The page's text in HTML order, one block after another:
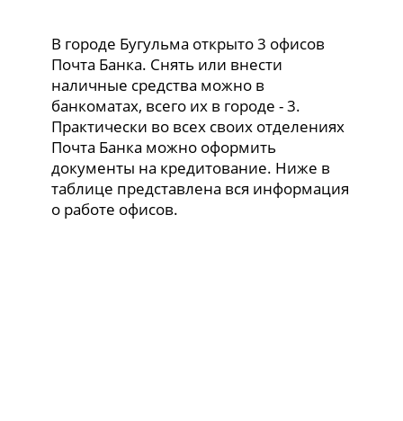
В городе Бугульма открыто 3 офисов
Почта Банка. Снять или внести
наличные средства можно в
банкоматах, всего их в городе - 3.
Практически во всех своих отделениях
Почта Банка можно оформить
документы на кредитование. Ниже в
таблице представлена вся информация
о работе офисов.